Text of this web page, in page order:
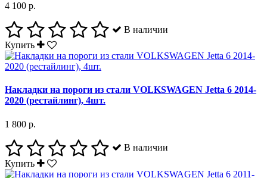
4 100 р.
В наличии
Купить
Накладки на пороги из стали VOLKSWAGEN Jetta 6 2014-
2020 (рестайлинг), 4шт.
1 800 р.
В наличии
Купить